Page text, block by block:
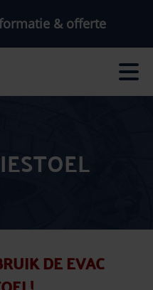
& offerte
DE EVAC